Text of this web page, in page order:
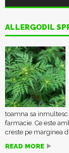
ALLERGODIL
toamna sa
farmacie. Ce este
creste pe marginea
READ MORE